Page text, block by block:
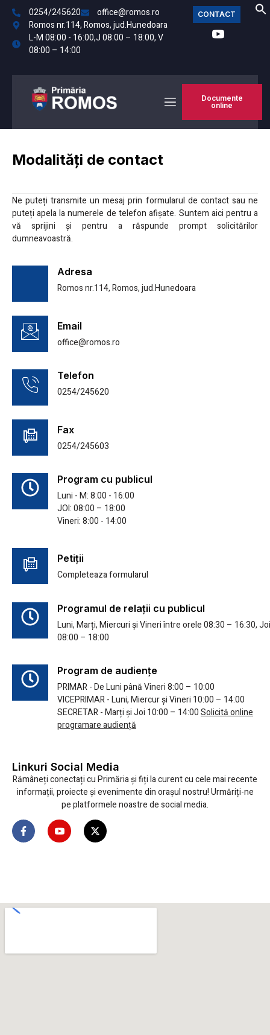
0254/245620
office@romos.ro
Romos nr.114, Romos, jud.Hunedoara
L-M 08:00 - 16:00,J 08:00 – 18:00, V
08:00 – 14:00
CONTACT
Documente
online
Modalități de contact
Ne puteți transmite un mesaj prin formularul de contact sau ne
puteți apela la numerele de telefon afișate. Suntem aici pentru a
vă sprijini și pentru a răspunde prompt solicitărilor
dumneavoastră.
Adresa
Romos nr.114, Romos, jud.Hunedoara
Email
office@romos.ro
Telefon
0254/245620
Fax
0254/245603
Program cu publicul
Luni - M: 8:00 - 16:00
JOI: 08:00 – 18:00
Vineri: 8:00 - 14:00
Petiții
Completeaza formularul
Programul de relații cu publicul
Luni, Marți, Miercuri și Vineri între orele 08:30 – 16:30, Joi
08:00 – 18:00
Program de audiențe
PRIMAR - De Luni până Vineri 8:00 – 10:00
VICEPRIMAR - Luni, Miercur și Vineri 10:00 – 14:00
SECRETAR - Marți și Joi 10:00 – 14:00Solicită online
programare audiență
Linkuri Social Media
Rămâneți conectați cu Primăria și fiți la curent cu cele mai recente
informații, proiecte și evenimente din orașul nostru! Urmăriți-ne
pe platformele noastre de social media.